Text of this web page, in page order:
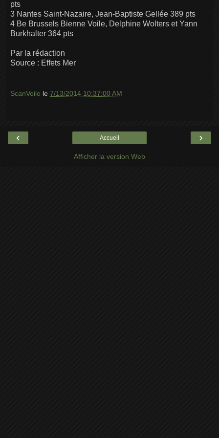
pts
3 Nantes Saint-Nazaire, Jean-Baptiste Gellée 389 pts
4 Be Brussels Bienne Voile, Delphine Wolters et Yann
Burkhalter 364 pts
Par la rédaction
Source : Effets Mer
ScanVoile le 7/13/2014 10:37:00 AM
‹ ›
Accueil
Afficher la version Web